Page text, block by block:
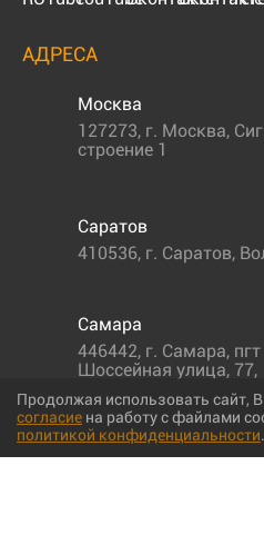
АДРЕСА
Москва
127273, г. Москва,
строение 1
Саратов
410536, г. Саратов,
Самара
446442, г. Самара,
Шоссейная улица, 77,
Продолжая использовать сайт,
согласие на работу с файлами
политикой конфиденциальности.